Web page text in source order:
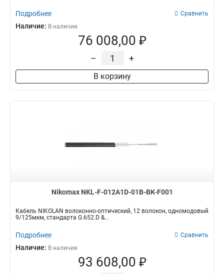
Подробнее Сравнить
Наличие: В наличии
76 008,00 ₽
– +
В корзину
Nikomax NKL-F-012A1D-01B-BK-F001
Кабель NIKOLAN волоконно-оптический, 12 волокон, одномодовый
9/125мкм, стандарта G.652.D &...
Подробнее Сравнить
Наличие: В наличии
93 608,00 ₽